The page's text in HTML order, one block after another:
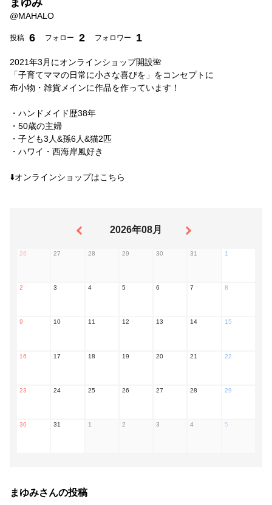
@MAHALO
投稿 6 フォロー 2 フォロワー 1
2021年3月にオンラインショップ開設🌺
「子育てママの日常に小さな喜びを」をコンセプトに
布小物・雑貨メインに作品を作っています！
・ハンドメイド歴38年
・50歳の主婦
・子ども3人&孫6人&猫2匹
・ハワイ・西海岸風好き
⬇️オンラインショップはこちら
2026年08月
26 27 28 29 30 31 1
2 3 4 5 6 7 8
9 10 11 12 13 14 15
16 17 18 19 20 21 22
23 24 25 26 27 28 29
30 31 1 2 3 4 5
まゆみさんの投稿